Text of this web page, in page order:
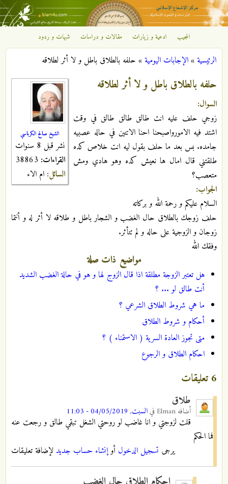
تجاوز إلى المحتوى الرئيسي
مركز
الإشعاع
الإسلامي
المجيب ادعية و زيارات مقالات و دراسات شبهات و ردود
أنت هنا
الرئيسية»الإجابات اليومية» حلفه بالطلاق باطل و لا أثر لطلاقه
الشيخ صالح الكرباسي
نشر قبل 8 سنوات
القراءات:
السائل: ام الاء
حلفه بالطلاق باطل و لا أثر لطلاقه
السوال:
زوجي حلف عليه انت طالق طالق طالق في وقت
اشتد فيه الامورواصبحنا احنا الاتنين في حاله عصبيه
جامده. بس بعد ما حلف بقول ليه انت خلاص كده
طلقتني قال امال ها نعيش كده وهو هادي ومش
متعصب؟
الجواب:
السلام عليكم و رحمة الله و بركاته
حلف زوجك بالطلاق حال الغضب و الشجار باطل و طلاقه لا أثر له و أنتما
زوجان و الزوجية على حاله و لم تتأثر.
وفقك الله
مواضيع ذات صلة
هل تعتبر الزوجة مطلقة اذا قال الزوج لها و هو في حالة الغضب الشديد
أنت طالق لو ... ؟
ما هي شروط الطلاق الشرعي ؟
أحكام و شروط الطلاق
متى تجوز العادة السرية ( الاستمناء ) ؟
احكام الطلاق و الرجوع
6 تعليقات
طلاق
أضافه Elman فيالسبت, 04/05/2019 - 11:03
قلت لزوجتي و انا غاضب لو روحتي الشغل تبقي طالق و رجعت عنه
فما الحكم
يرجى تسجيل الدخول أوإنشاء حساب جديد لإضافة تعليقات